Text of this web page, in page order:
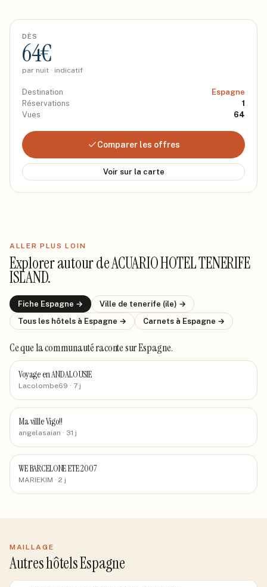
DÈS
64€
par nuit · indicatif
Destination
Espagne
Réservations
1
Vues
64
Comparer les offres
Voir sur la carte
ALLER PLUS LOIN
Explorer autour deACUARIO HOTEL TENERIFE
ISLAND.
Fiche Espagne → Ville de tenerife (ile) →
Tous les hôtels à Espagne → Carnets à Espagne →
Ce que la communauté racontesur Espagne.
Voyage en ANDALOUSIE
Lacolombe69 · 7 j
Ma villle Vigo!!
angelasaian · 31 j
WE BARCELONE ETE 2007
MARIEKIM · 2 j
MAILLAGE
Autres hôtels Espagne